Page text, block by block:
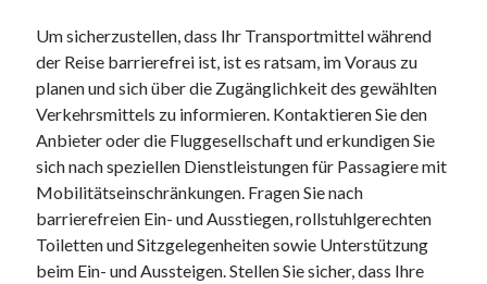
Um sicherzustellen, dass Ihr Transportmittel während
der Reise barrierefrei ist, ist es ratsam, im Voraus zu
planen und sich über die Zugänglichkeit des gewählten
Verkehrsmittels zu informieren. Kontaktieren Sie den
Anbieter oder die Fluggesellschaft und erkundigen Sie
sich nach speziellen Dienstleistungen für Passagiere mit
Mobilitätseinschränkungen. Fragen Sie nach
barrierefreien Ein- und Ausstiegen, rollstuhlgerechten
Toiletten und Sitzgelegenheiten sowie Unterstützung
beim Ein- und Aussteigen. Stellen Sie sicher, dass Ihre